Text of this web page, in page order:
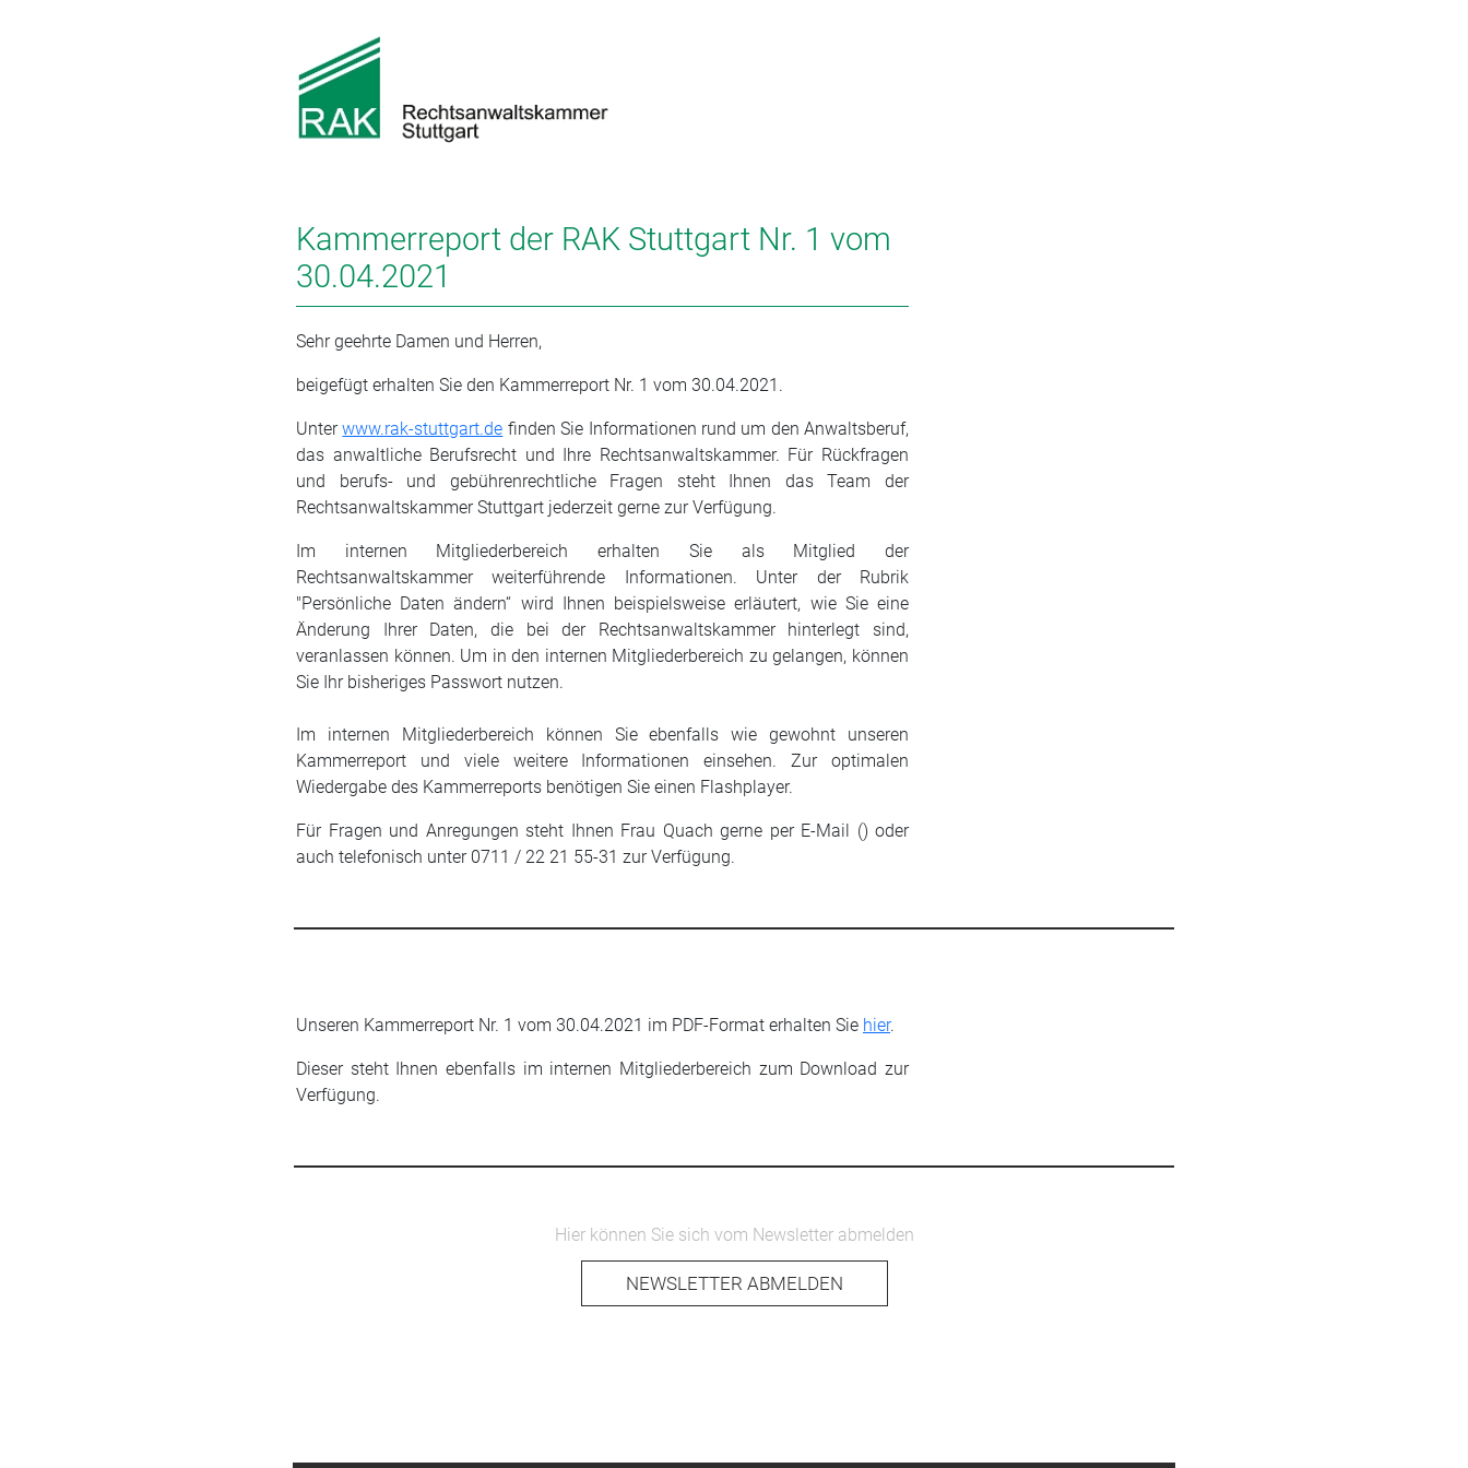
Kammerreport der RAK Stuttgart Nr. 1 vom
30.04.2021
Sehr geehrte Damen und Herren,
beigefügt erhalten Sie den Kammerreport Nr. 1 vom 30.04.2021.
Unterwww.rak-stuttgart.de finden Sie Informationen rund um den Anwaltsberuf,
das anwaltliche Berufsrecht und Ihre Rechtsanwaltskammer. Für Rückfragen
und berufs- und gebührenrechtliche Fragen steht Ihnen das Team der
Rechtsanwaltskammer Stuttgart jederzeit gerne zur Verfügung.
Im internen Mitgliederbereich erhalten Sie als Mitglied der
Rechtsanwaltskammer weiterführende Informationen. Unter der Rubrik
"Persönliche Daten ändern“ wird Ihnen beispielsweise erläutert, wie Sie eine
Änderung Ihrer Daten, die bei der Rechtsanwaltskammer hinterlegt sind,
veranlassen können. Um in den internen Mitgliederbereich zu gelangen, können
Sie Ihr bisheriges Passwort nutzen.
Im internen Mitgliederbereich können Sie ebenfalls wie gewohnt unseren
Kammerreport und viele weitere Informationen einsehen. Zur optimalen
Wiedergabe des Kammerreports benötigen Sie einen Flashplayer.
Für Fragen und Anregungen steht Ihnen Frau Quach gerne per E-Mail () oder
auch telefonisch unter 0711 / 22 21 55-31 zur Verfügung.
Unseren Kammerreport Nr. 1 vom 30.04.2021 im PDF-Format erhalten Sie hier.
Dieser steht Ihnen ebenfalls im internen Mitgliederbereich zum Download zur
Verfügung.
Hier können Sie sich vom Newsletter abmelden
NEWSLETTER ABMELDEN